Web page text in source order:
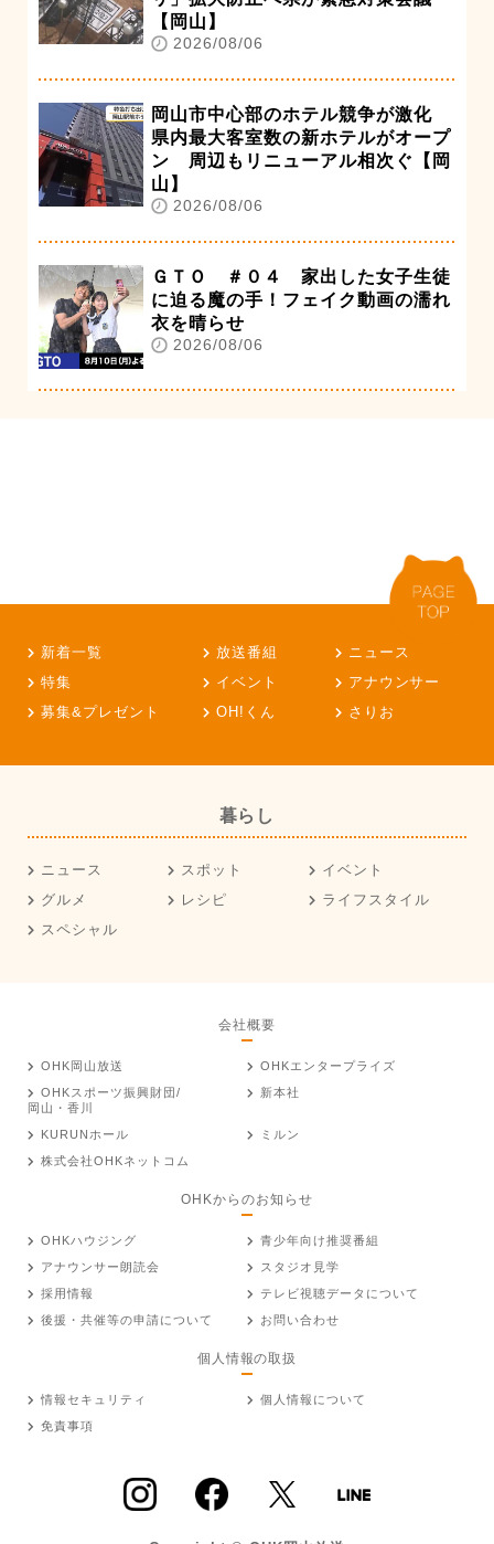
【岡山】
2026/08/06
岡山市中心部のホテル競争が激化
県内最大客室数の新ホテルがオープ
ン 周辺もリニューアル相次ぐ【岡
山】
2026/08/06
ＧＴＯ ＃０４ 家出した女子生徒
に迫る魔の手！フェイク動画の濡れ
衣を晴らせ
2026/08/06
新着一覧 放送番組
ニュース
特集
イベント
アナウンサー
募集&プレゼント
OH!くん さりお
暮らし
ニュース スポット
イベント
グルメ
レシピ
ライフスタイル
スペシャル
会社概要
OHK岡山放送
OHKエンタープライズ
OHKスポーツ振興財団/
岡山・香川
新本社
KURUNホール
ミルン
株式会社OHKネットコム
OHKからのお知らせ
OHKハウジング
青少年向け推奨番組
アナウンサー朗読会
スタジオ見学
採用情報
テレビ視聴データについて
後援・共催等の申請について
お問い合わせ
個人情報の取扱
情報セキュリティ
個人情報について
免責事項